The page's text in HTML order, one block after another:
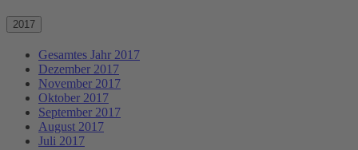
2017
Gesamtes Jahr 2017
Dezember 2017
November 2017
Oktober 2017
September 2017
August 2017
Juli 2017